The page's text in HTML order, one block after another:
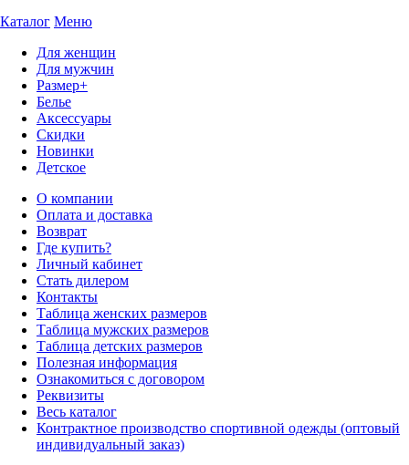
Каталог Меню
Для женщин
Для мужчин
Размер+
Белье
Аксессуары
Скидки
Новинки
Детское
О компании
Оплата и доставка
Возврат
Где купить?
Личный кабинет
Стать дилером
Контакты
Таблица женских размеров
Таблица мужских размеров
Таблица детских размеров
Полезная информация
Ознакомиться с договором
Реквизиты
Весь каталог
Контрактное производство спортивной одежды (оптовый
индивидуальный заказ)